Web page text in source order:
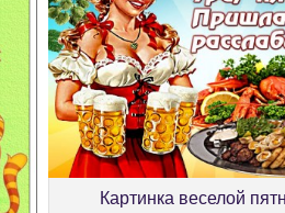
Картинка веселой